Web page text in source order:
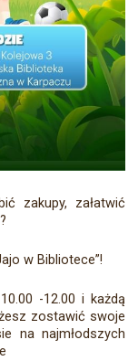
zakupy, załatwić
w Bibliotece”!
-12.00 i każdą
zostawić swoje
na najmłodszych